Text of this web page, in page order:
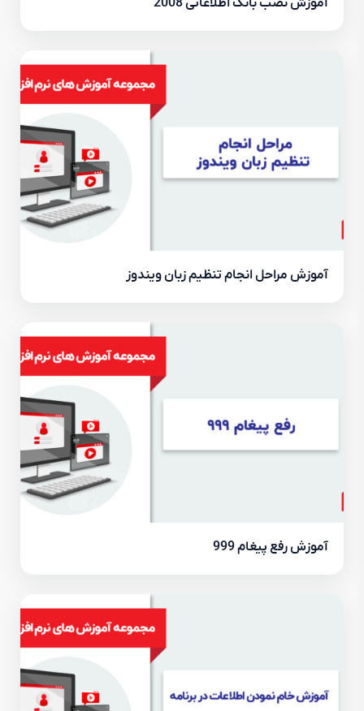
آموزش نصب بانک اطلاعاتی 2008
آموزش مراحل انجام تنظیم زبان ویندوز
آموزش رفع پیغام 999